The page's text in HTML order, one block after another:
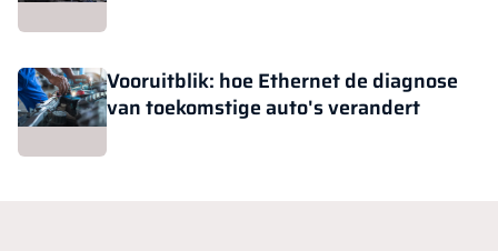
Vooruitblik: hoe Ethernet de diagnose
van toekomstige auto's verandert